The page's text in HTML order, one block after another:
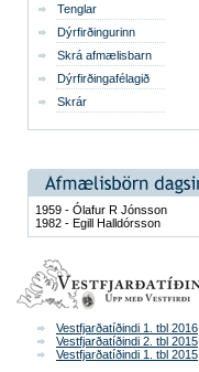
Tenglar
Dýrfirðingurinn
Skrá afmælisbarn
Dýrfirðingafélagið
Skrár
1959 - Ólafur R Jónsson
1982 - Egill Halldórsson
Vestfjarðatíðindi 1. tbl 2016
Vestfjarðatíðindi 2. tbl 2015
Vestfjarðatíðindi 1. tbl 2015